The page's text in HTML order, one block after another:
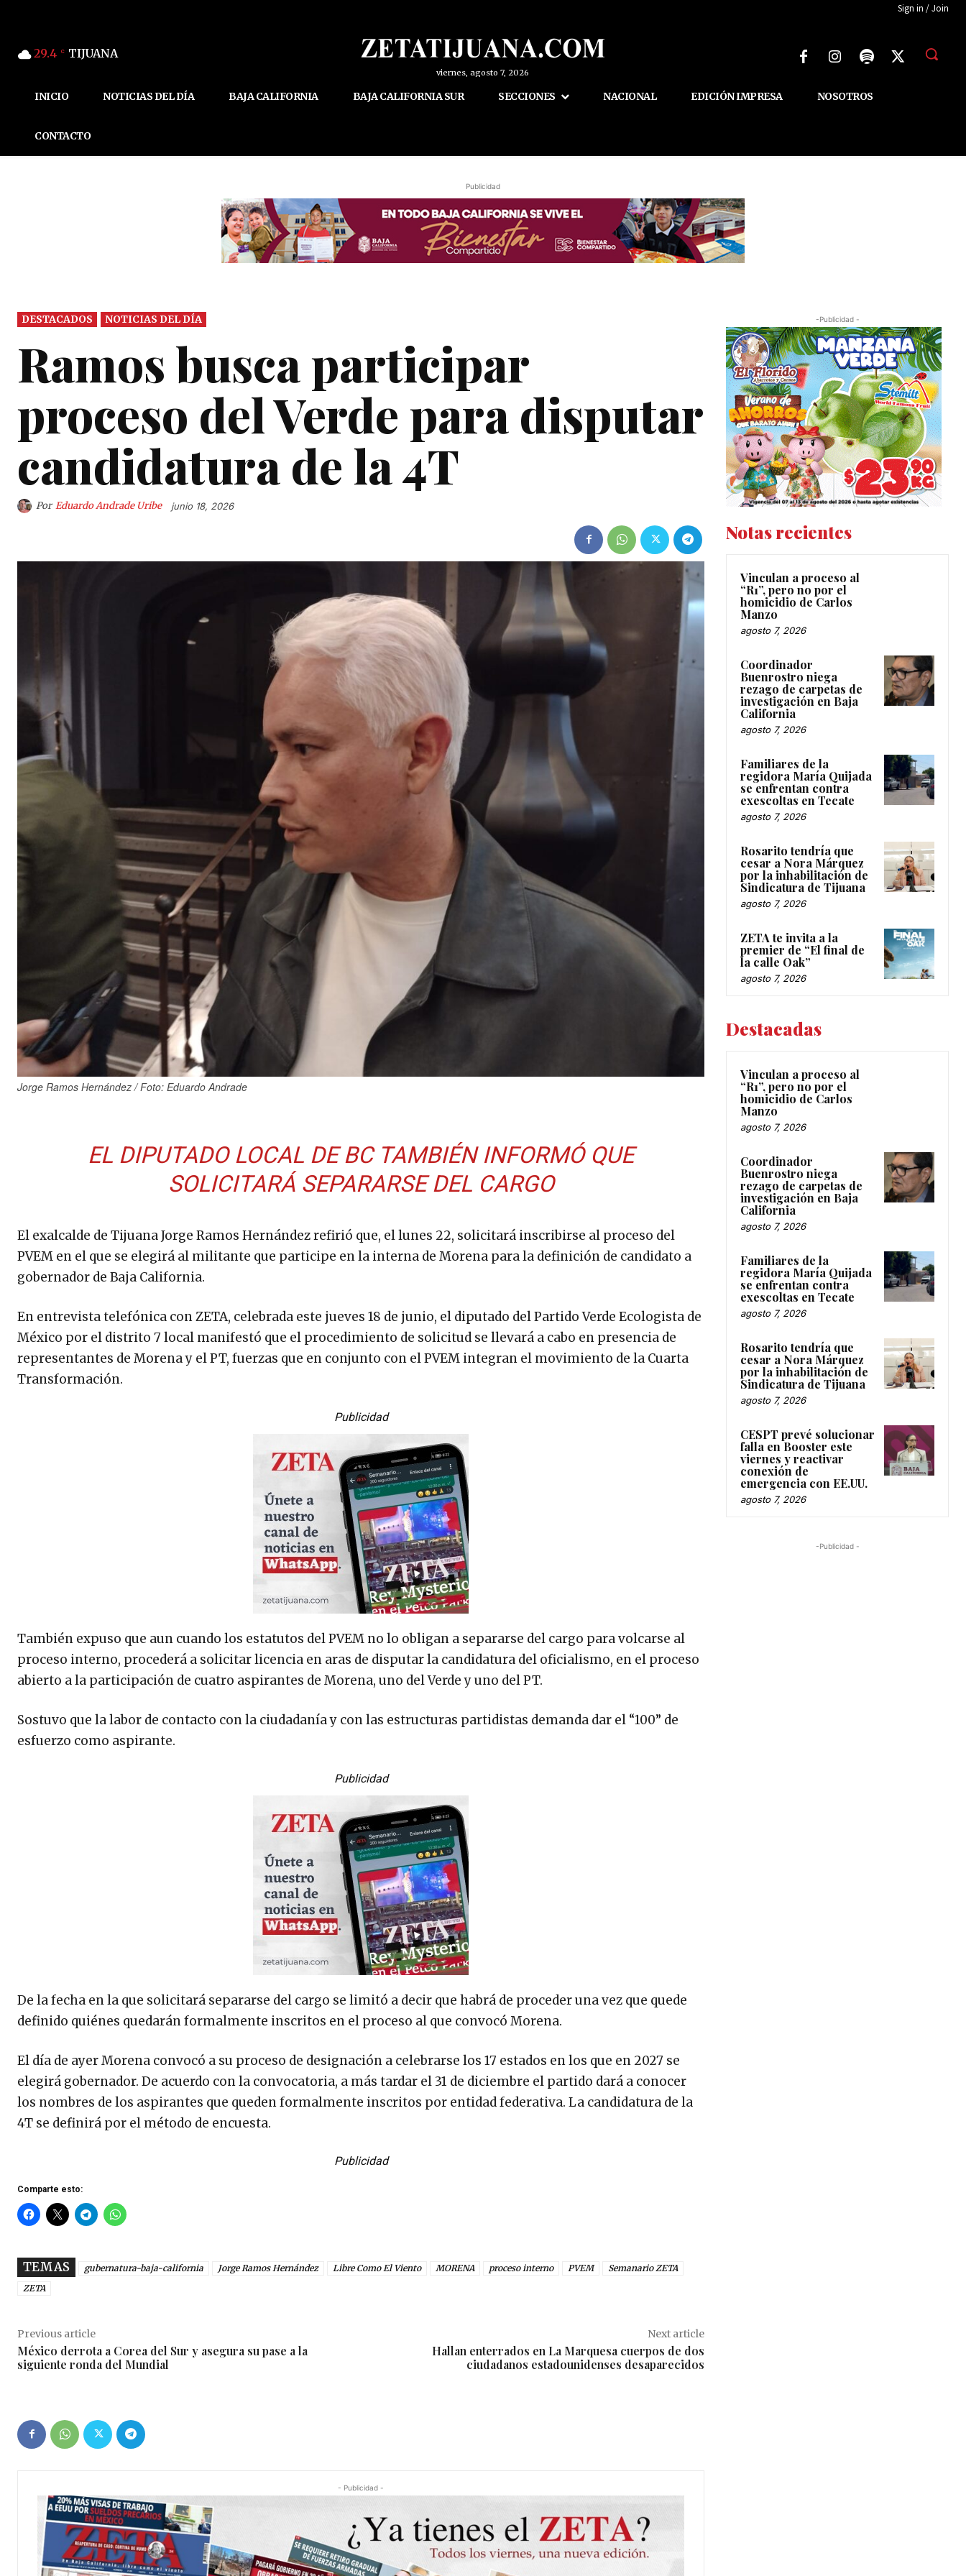
Sign in / Join
29.4 C TIJUANA
viernes, agosto 7, 2026
INICIO NOTICIAS DEL DÍA BAJA CALIFORNIA BAJA CALIFORNIA SUR SECCIONES NACIONAL EDICIÓN IMPRESA NOSOTROS
CONTACTO
Publicidad
DESTACADOS NOTICIAS DEL DÍA
Ramos busca participar
proceso del Verde para disputar
candidatura de la 4T
Por Eduardo Andrade Uribe junio 18, 2026
Jorge Ramos Hernández / Foto: Eduardo Andrade
EL DIPUTADO LOCAL DE BC TAMBIÉN INFORMÓ QUE
SOLICITARÁ SEPARARSE DEL CARGO
El exalcalde de Tijuana Jorge Ramos Hernández refirió que, el lunes 22, solicitará inscribirse al proceso del
PVEM en el que se elegirá al militante que participe en la interna de Morena para la definición de candidato a
gobernador de Baja California.
En entrevista telefónica con ZETA, celebrada este jueves 18 de junio, el diputado del Partido Verde Ecologista de
México por el distrito 7 local manifestó que el procedimiento de solicitud se llevará a cabo en presencia de
representantes de Morena y el PT, fuerzas que en conjunto con el PVEM integran el movimiento de la Cuarta
Transformación.
Publicidad
También expuso que aun cuando los estatutos del PVEM no lo obligan a separarse del cargo para volcarse al
proceso interno, procederá a solicitar licencia en aras de disputar la candidatura del oficialismo, en el proceso
abierto a la participación de cuatro aspirantes de Morena, uno del Verde y uno del PT.
Sostuvo que la labor de contacto con la ciudadanía y con las estructuras partidistas demanda dar el “100” de
esfuerzo como aspirante.
Publicidad
De la fecha en la que solicitará separarse del cargo se limitó a decir que habrá de proceder una vez que quede
definido quiénes quedarán formalmente inscritos en el proceso al que convocó Morena.
El día de ayer Morena convocó a su proceso de designación a celebrarse los 17 estados en los que en 2027 se
elegirá gobernador. De acuerdo con la convocatoria, a más tardar el 31 de diciembre el partido dará a conocer
los nombres de los aspirantes que queden formalmente inscritos por entidad federativa. La candidatura de la
4T se definirá por el método de encuesta.
Publicidad
Comparte esto:
TEMAS gubernatura-baja-california Jorge Ramos Hernández Libre Como El Viento MORENA proceso interno PVEM
Semanario ZETA
ZETA
Previous article
México derrota a Corea del Sur y asegura su pase a la
siguiente ronda del Mundial
Next article
Hallan enterrados en La Marquesa cuerpos de dos
ciudadanos estadounidenses desaparecidos
- Publicidad -
-Publicidad -
Notas recientes
Vinculan a proceso al
“R1”, pero no por el
homicidio de Carlos
Manzo
agosto 7, 2026
Coordinador
Buenrostro niega
rezago de carpetas de
investigación en Baja
California
agosto 7, 2026
Familiares de la
regidora María Quijada
se enfrentan contra
exescoltas en Tecate
agosto 7, 2026
Rosarito tendría que
cesar a Nora Márquez
por la inhabilitación de
Sindicatura de Tijuana
agosto 7, 2026
ZETA te invita a la
premier de “El final de
la calle Oak”
agosto 7, 2026
Destacadas
Vinculan a proceso al
“R1”, pero no por el
homicidio de Carlos
Manzo
agosto 7, 2026
Coordinador
Buenrostro niega
rezago de carpetas de
investigación en Baja
California
agosto 7, 2026
Familiares de la
regidora María Quijada
se enfrentan contra
exescoltas en Tecate
agosto 7, 2026
Rosarito tendría que
cesar a Nora Márquez
por la inhabilitación de
Sindicatura de Tijuana
agosto 7, 2026
CESPT prevé solucionar
falla en Booster este
viernes y reactivar
conexión de
emergencia con EE.UU.
agosto 7, 2026
-Publicidad -